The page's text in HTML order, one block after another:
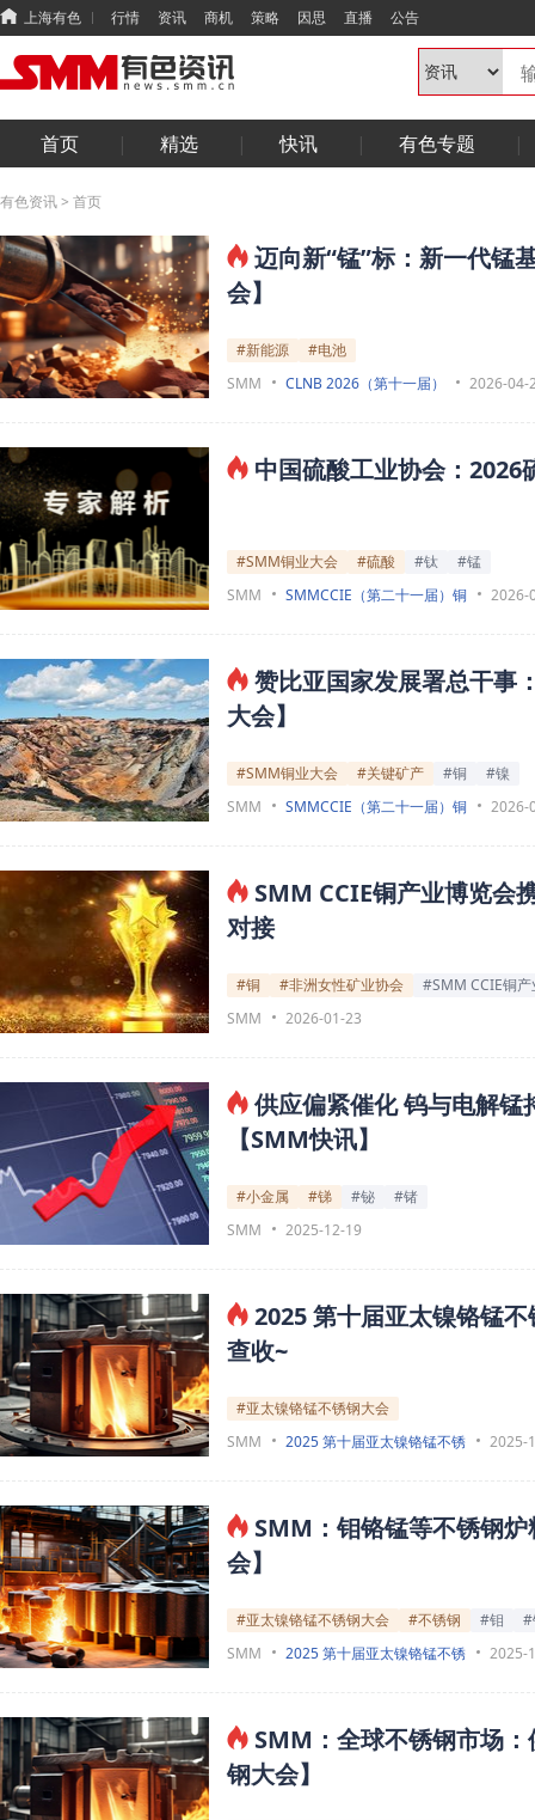
上海有色 行情 资讯 商机 策略 因思 直播 公告
首页 精选 快讯 有色专题
有色资讯> 首页
迈向新“锰”标：新一代锰
会】
#新能源
#电池
SMM
CLNB 2026（第十一届） 2026-04-
中国硫酸工业协会：2026
#SMM铜业大会 #硫酸 #钛
#锰
SMM
SMMCCIE（第二十一届）铜 2026-
赞比亚国家发展署总干事
大会】
#SMM铜业大会 #关键矿产 #铜
#镍
SMM
SMMCCIE（第二十一届）铜 2026-
SMM CCIE铜产业博览会
对接
#铜 #非洲女性矿业协会
#SMM CCIE铜
SMM
2026-01-23
供应偏紧催化 钨与电解锰
【SMM快讯】
#小金属 #锑 #铋
#锗
SMM
2025-12-19
2025 第十届亚太镍铬锰
查收~
#亚太镍铬锰不锈钢大会
SMM
2025 第十届亚太镍铬锰不锈 2025-
SMM：钼铬锰等不锈钢
会】
#亚太镍铬锰不锈钢大会 #不锈钢 #钼
#
SMM
2025 第十届亚太镍铬锰不锈 2025-
SMM：全球不锈钢市场
钢大会】